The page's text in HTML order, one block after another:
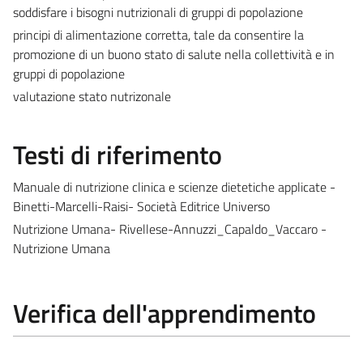
soddisfare i bisogni nutrizionali di gruppi di popolazione
principi di alimentazione corretta, tale da consentire la
promozione di un buono stato di salute nella collettività e in
gruppi di popolazione
valutazione stato nutrizonale
Testi di riferimento
Manuale di nutrizione clinica e scienze dietetiche applicate -
Binetti-Marcelli-Raisi- Società Editrice Universo
Nutrizione Umana- Rivellese-Annuzzi_Capaldo_Vaccaro -
Nutrizione Umana
Verifica dell'apprendimento